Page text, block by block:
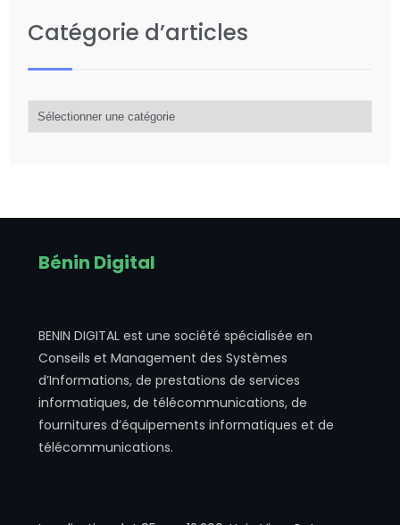
Catégorie d’articles
d’articles
Bénin Digital
BENIN DIGITAL est une société spécialisée en
Conseils et Management des Systèmes
d’Informations, de prestations de services
informatiques, de télécommunications, de
fournitures d’équipements informatiques et de
télécommunications.